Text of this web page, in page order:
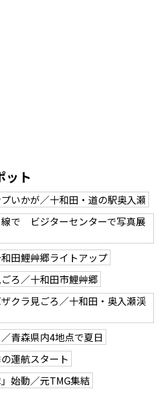
ット
いかが／十和田・道の駅奥入瀬
で ビジターセンターで写真展
田鯉艸郷ライトアップ
ろ／十和田市鯉艸郷
クラ見ごろ／十和田・奥入瀬渓
青森県内4地点で夏日
運航スタート
始動／元TMG集結